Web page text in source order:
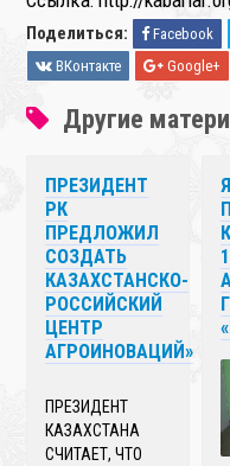
Поделиться: Facebook
ВКонтакте
Google+
Другие
ПРЕЗИДЕНТ
РК
ПРЕДЛОЖИЛ
СОЗДАТЬ
КАЗАХСТАНСКО-
РОССИЙСКИЙ
ЦЕНТР
АГРОИНОВАЦИЙ»
ПРЕЗИДЕНТ
КАЗАХСТАНА
СЧИТАЕТ, ЧТО